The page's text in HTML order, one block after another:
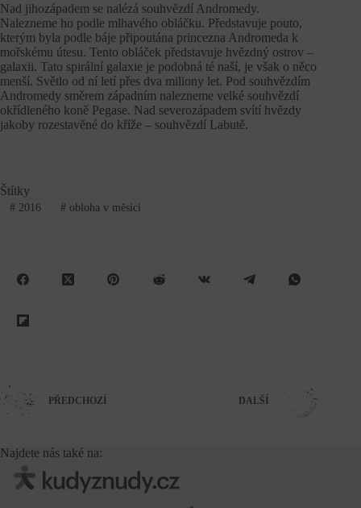
Nad jihozápadem se nalézá souhvězdí Andromedy.
Nalezneme ho podle mlhavého obláčku. Představuje pouto,
kterým byla podle báje připoutána princezna Andromeda k
mořskému útesu. Tento obláček představuje hvězdný ostrov –
galaxii. Tato spirální galaxie je podobná té naší, je však o něco
menší. Světlo od ní letí přes dva miliony let. Pod souhvězdím
Andromedy směrem západním nalezneme velké souhvězdí
okřídleného koně Pegase. Nad severozápadem svítí hvězdy
jakoby rozestavěné do kříže – souhvězdí Labutě.
Štítky
#2016 #obloha v měsíci
PŘEDCHOZÍ DALŠÍ
Najdete nás také na: